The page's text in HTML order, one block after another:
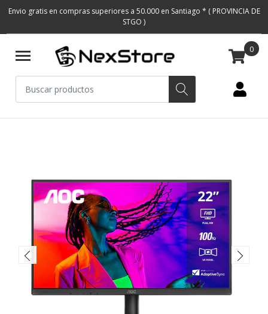
Envio gratis en compras superiores a 50.000 en Santiago * ( PROVINCIA DE
STGO )
0